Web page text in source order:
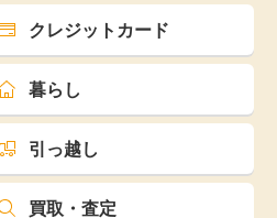
クレジットカード
暮らし
引っ越し
買取・査定